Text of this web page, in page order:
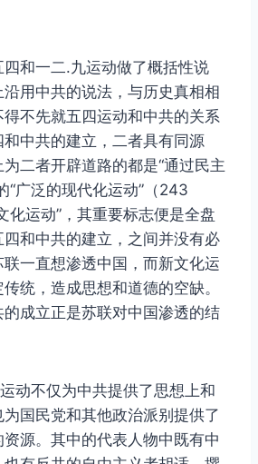
和一二.九运动做了概括性说
用中共的说法，与历史真相相
不先就五四运动和中共的关系
中共的建立，二者具有同源
二者开辟道路的都是“通过民主
“广泛的现代化运动”（243
化运动”，其重要标志便是全盘
和中共的建立，之间并没有必
一直想渗透中国，而新文化运
统，造成思想和道德的空缺。
成立正是苏联对中国渗透的结
动不仅为中共提供了思想上和
国民党和其他政治派别提供了
源。其中的代表人物中既有中